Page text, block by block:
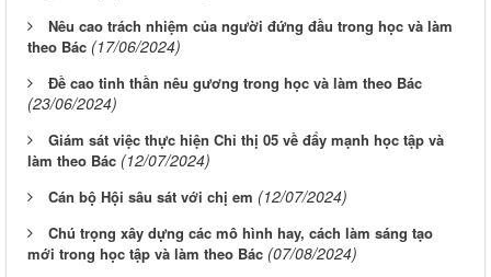
Nêu cao trách nhiệm của người đứng đầu trong học và làm
theo Bác (17/06/2024)
Đề cao tinh thần nêu gương trong học và làm theo Bác
(23/06/2024)
Giám sát việc thực hiện Chỉ thị 05 về đẩy mạnh học tập và
làm theo Bác (12/07/2024)
Cán bộ Hội sâu sát với chị em (12/07/2024)
Chú trọng xây dựng các mô hình hay, cách làm sáng tạo
mới trong học tập và làm theo Bác (07/08/2024)